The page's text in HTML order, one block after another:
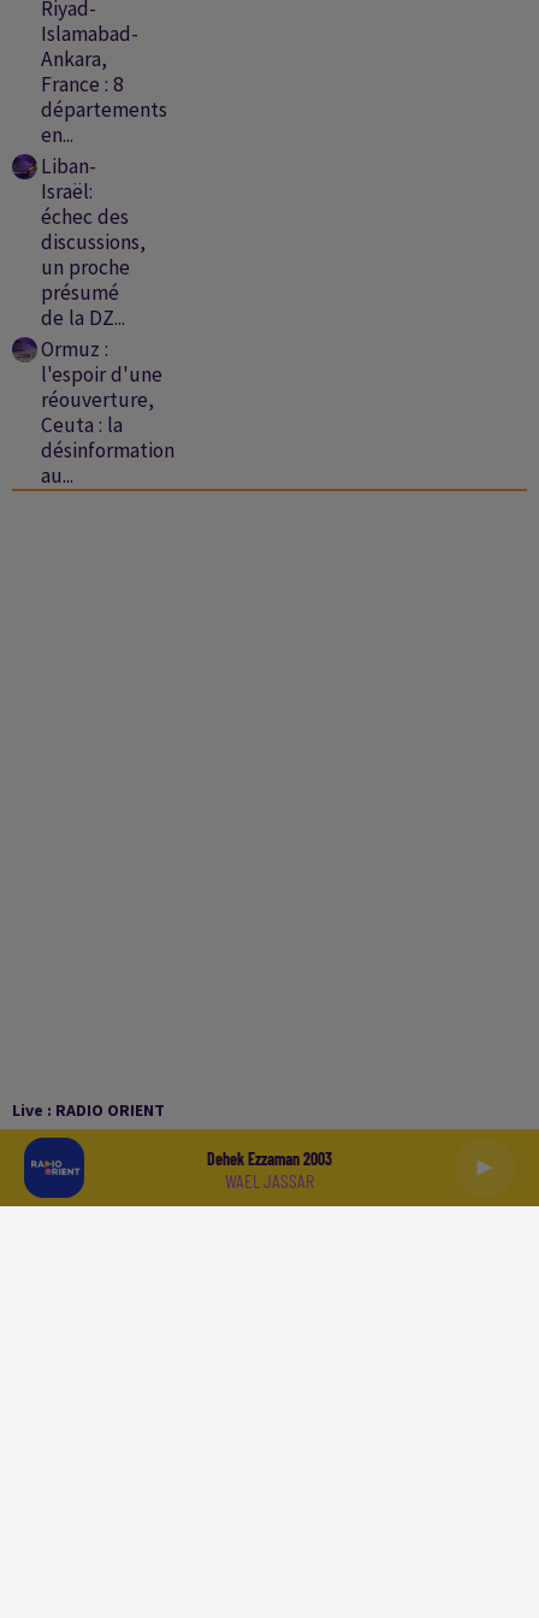
Live : RADIO ORIENT
Dehek Ezzaman 2003
WAEL JASSAR
Riyad-
Islamabad-
Ankara,
France : 8
départements
en...
Liban-
Israël:
échec des
discussions,
un proche
présumé
de la DZ...
Ormuz :
l'espoir d'une
réouverture,
Ceuta : la
désinformation
au...